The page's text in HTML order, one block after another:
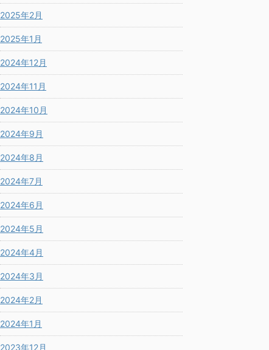
2025年2月
2025年1月
2024年12月
2024年11月
2024年10月
2024年9月
2024年8月
2024年7月
2024年6月
2024年5月
2024年4月
2024年3月
2024年2月
2024年1月
2023年12月